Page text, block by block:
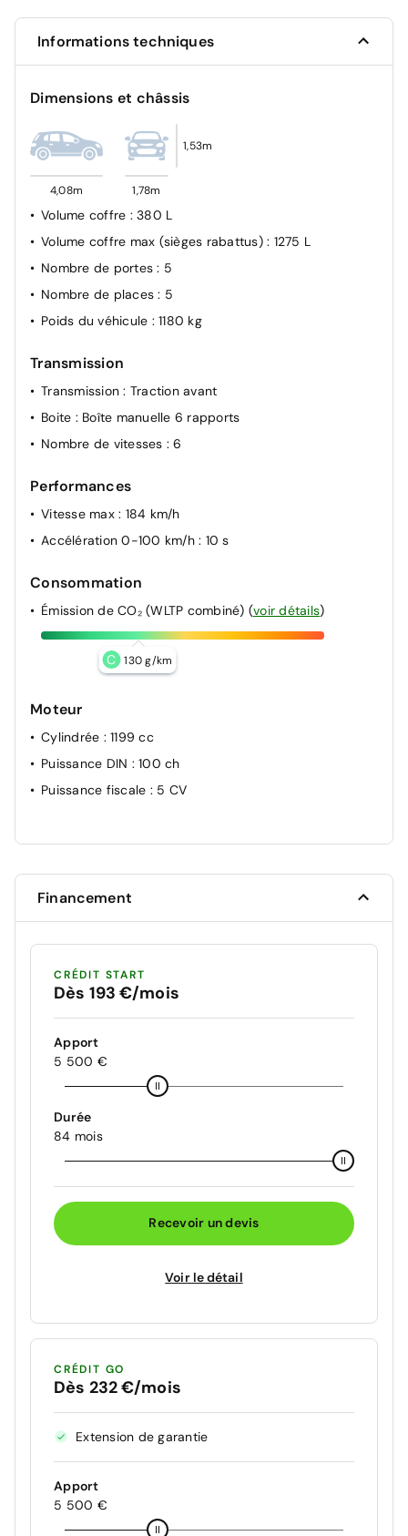
signalisation, Alerte attention conducteur, Régulate
Contrôle de la traction (TCS)
ABS - Système antiblocage des roues
Kit anti-crevaison
Airbags frontaux et latéraux conducteur et passager,
airbags rideaux AV/AR
Informations techniques
Dimensions et châssis
4,08m 1,78m
1,53m
Volume coffre : 380 L
Volume coffre max (sièges rabattus) : 1275 L
Nombre de portes: 5
Nombre de places: 5
Poids du véhicule : 1180 kg
Transmission
Transmission: Traction avant
Boite : Boîte manuelle 6 rapports
Nombre de vitesses : 6
Performances
Vitesse max : 184 km/h
Accélération 0-100 km/h : 10 s
Consommation
Émission de CO₂ (WLTP combiné) (voir détails)
C 130 g/km
Moteur
Cylindrée : 1199 cc
Puissance DIN : 100 ch
Puissance fiscale : 5 CV
Financement
CRÉDIT START
Dès 193 €/mois
Apport
5 500 €
Durée
84 mois
Recevoir un devis
Voir le détail
CRÉDIT GO
Dès 232 €/mois
Extension de garantie
Apport
5 500 €